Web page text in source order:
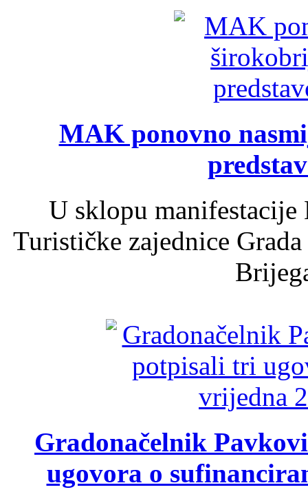
MAK ponovno
U sklopu
Turističke zajednice
Gradonačelnik
ugovora o